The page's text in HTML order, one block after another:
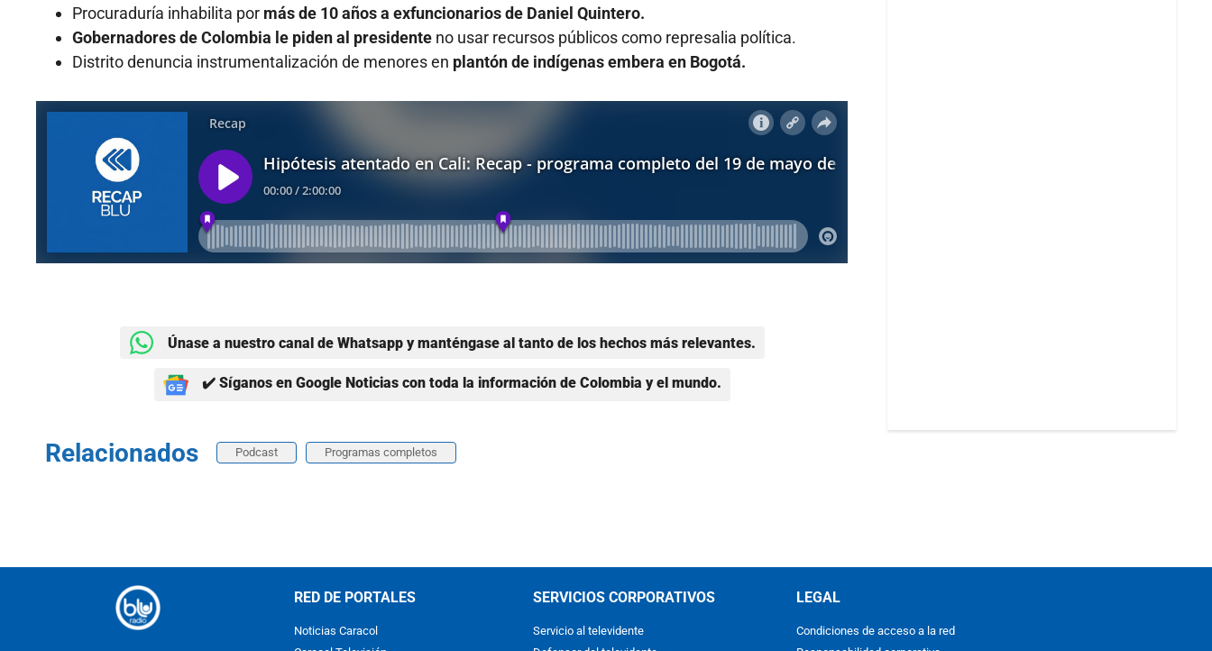
Procuraduría inhabilita por más de 10 años a exfuncionarios de Daniel Quintero.
Gobernadores de Colombia le piden al presidente no usar recursos públicos como represalia política.
Distrito denuncia instrumentalización de menores en plantón de indígenas embera en Bogotá.
Únase a nuestro canal de Whatsapp y manténgase al tanto de los hechos más relevantes.
✔️ Síganos en Google Noticias con toda la información de Colombia y el mundo.
Relacionados Podcast Programas completos
RED DE PORTALES
Noticias Caracol
SERVICIOS CORPORATIVOS
Servicio al televidente
LEGAL
Condiciones de acceso a la red